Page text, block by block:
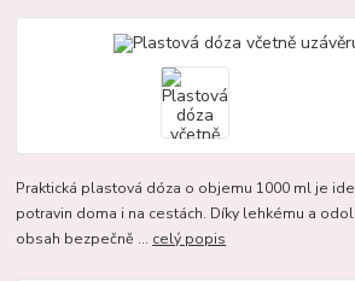
Praktická plastová dóza o objemu 1000 ml je
potravin doma i na cestách. Díky lehkému a
obsah bezpečně ... celý popis